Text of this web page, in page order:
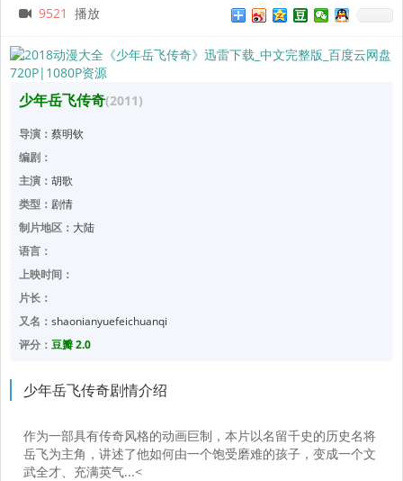
9521 播放
少年岳飞传奇(2011)
导演： 蔡明钦
编剧：
主演： 胡歌
类型： 剧情
制片地区： 大陆
语言：
上映时间：
片长：
又名： shaonianyuefeichuanqi
评分： 豆瓣 2.0
少年岳飞传奇剧情介绍
作为一部具有传奇风格的动画巨制，本片以名留千史的历史名将
岳飞为主角，讲述了他如何由一个饱受磨难的孩子，变成一个文
武全才、充满英气...<